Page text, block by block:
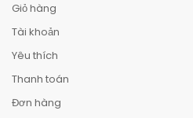
Giỏ hàng
Tài khoản
Yêu thích
Thanh toán
Đơn hàng